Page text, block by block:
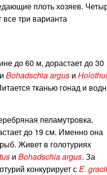
плоть хозяев.
три варианта
до 60 м, дорастает до 30
Bohadschia argus и
тканью гонад и
пеламутровка.
до 19 см. Именно она
Живет в голотуриях
и Bohadschia argus. За
конкурирует сE.